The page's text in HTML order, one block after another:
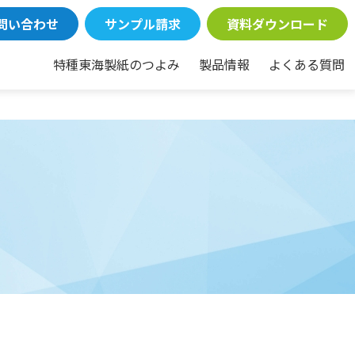
特種東海製紙のつよみ 製品情報 よくある質問
い合わせ サンプル請求 資料ダウンロード